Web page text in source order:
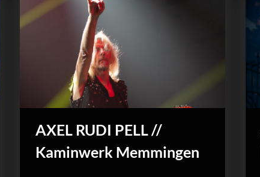
AXEL RUDI PELL //
Kaminwerk Memmingen